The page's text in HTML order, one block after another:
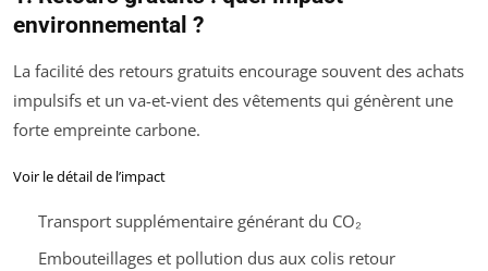
environnemental ?
La facilité des retours gratuits encourage souvent des achats
impulsifs et un va-et-vient des vêtements qui génèrent une
forte empreinte carbone.
Voir le détail de l’impact
Transport supplémentaire générant du CO₂
Embouteillages et pollution dus aux colis retour